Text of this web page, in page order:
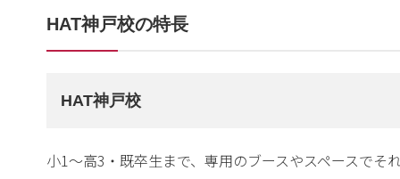
HAT神戸校の特長
HAT神戸校
小1～高3・既卒生まで、専用のブースやスペースで